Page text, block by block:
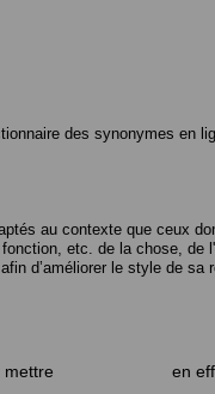
des synonymes en
au contexte que ceux
etc. de la chose, de
d’améliorer le style de sa
mettre en